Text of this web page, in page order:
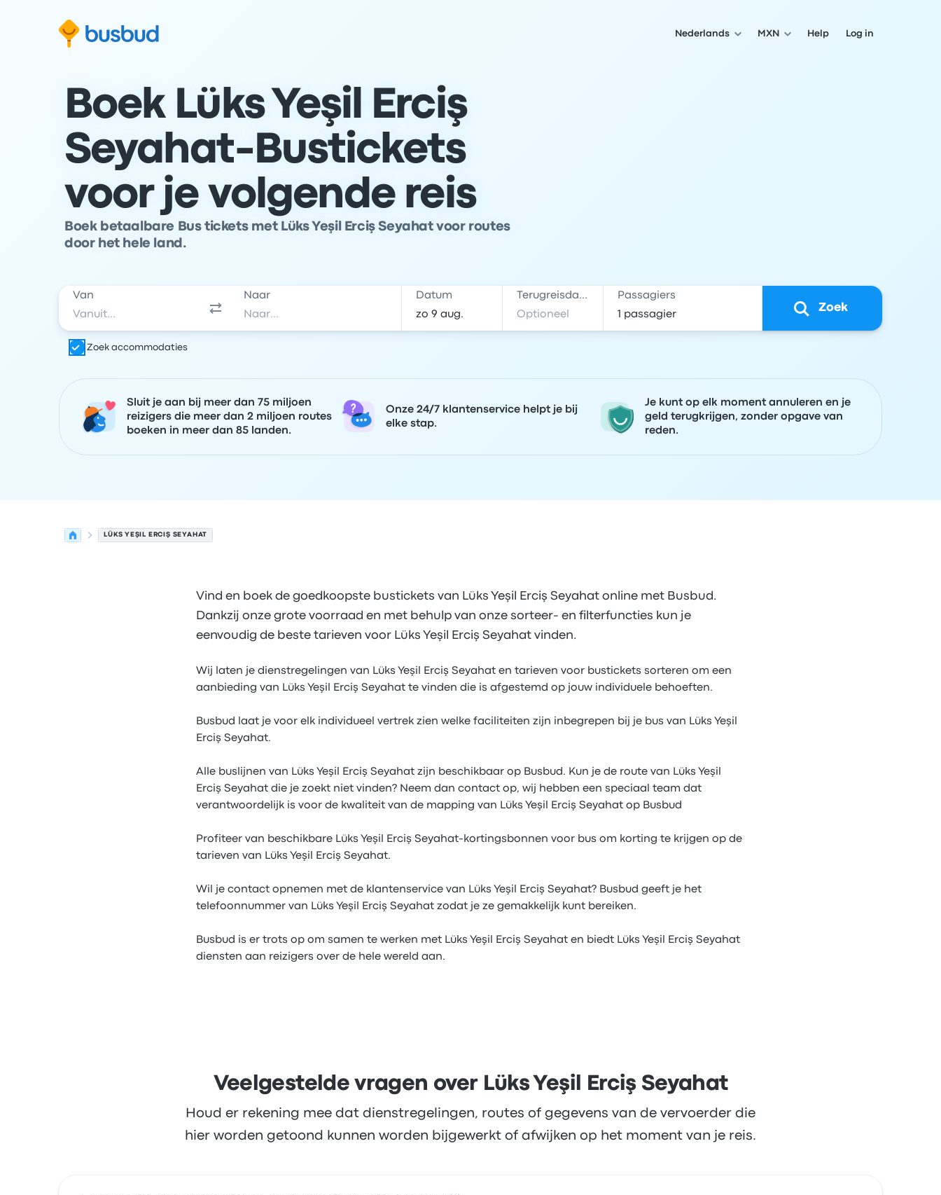
naar het zoekformulier
naar inhoud
Ga naar de footer
Nederlands MXN Help Log in
Boek Lüks Yeşil Erciş
Seyahat-Bustickets
voor je volgende reis
Boek betaalbare Bus tickets met Lüks Yeşil Erciş Seyahat voor routes
door het hele land.
Van Naar Datum Terugreisdatum Passagiers
Zoek
Zoek accommodaties
Sluit je aan bij meer dan 75 miljoen
reizigers die meer dan 2 miljoen routes
boeken in meer dan 85 landen.
Onze 24/7 klantenservice helpt je bij
elke stap.
Je kunt op elk moment annuleren en je
geld terugkrijgen, zonder opgave van
reden.
LÜKS YEŞIL ERCIŞ SEYAHAT
Vind en boek de goedkoopste bustickets van Lüks Yeşil Erciş Seyahat online met Busbud.
Dankzij onze grote voorraad en met behulp van onze sorteer- en filterfuncties kun je
eenvoudig de beste tarieven voor Lüks Yeşil Erciş Seyahat vinden.
Wij laten je dienstregelingen van Lüks Yeşil Erciş Seyahat en tarieven voor bustickets sorteren om een
aanbieding van Lüks Yeşil Erciş Seyahat te vinden die is afgestemd op jouw individuele behoeften.
Busbud laat je voor elk individueel vertrek zien welke faciliteiten zijn inbegrepen bij je bus van Lüks Yeşil
Erciş Seyahat.
Alle buslijnen van Lüks Yeşil Erciş Seyahat zijn beschikbaar op Busbud. Kun je de route van Lüks Yeşil
Erciş Seyahat die je zoekt niet vinden? Neem dan contact op, wij hebben een speciaal team dat
verantwoordelijk is voor de kwaliteit van de mapping van Lüks Yeşil Erciş Seyahat op Busbud
Profiteer van beschikbare Lüks Yeşil Erciş Seyahat-kortingsbonnen voor bus om korting te krijgen op de
tarieven van Lüks Yeşil Erciş Seyahat.
Wil je contact opnemen met de klantenservice van Lüks Yeşil Erciş Seyahat? Busbud geeft je het
telefoonnummer van Lüks Yeşil Erciş Seyahat zodat je ze gemakkelijk kunt bereiken.
Busbud is er trots op om samen te werken met Lüks Yeşil Erciş Seyahat en biedt Lüks Yeşil Erciş Seyahat
diensten aan reizigers over de hele wereld aan.
Veelgestelde vragen over Lüks Yeşil Erciş Seyahat
Houd er rekening mee dat dienstregelingen, routes of gegevens van de vervoerder die
hier worden getoond kunnen worden bijgewerkt of afwijken op het moment van je reis.